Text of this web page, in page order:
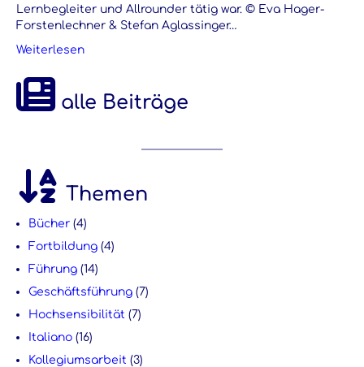
Lernbegleiter und Allrounder tätig war. © Eva Hager-
Forstenlechner & Stefan Aglassinger…
Weiterlesen
alle Beiträge
Themen
Bücher (4)
Fortbildung (4)
Führung (14)
Geschäftsführung (7)
Hochsensibilität (7)
Italiano (16)
Kollegiumsarbeit (3)